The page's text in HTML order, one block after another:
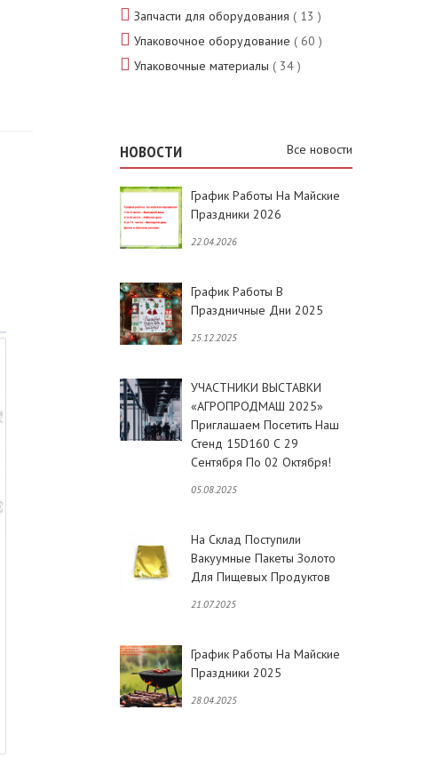
Запчасти для оборудования ( 13 )
Упаковочное оборудование ( 60 )
Упаковочные материалы ( 34 )
НОВОСТИ Все новости
График Работы На Майские
Праздники 2026
22.04.2026
График Работы В
Праздничные Дни 2025
25.12.2025
УЧАСТНИКИ ВЫСТАВКИ
«АГРОПРОДМАШ 2025»
Приглашаем Посетить Наш
Стенд 15D160 С 29
Сентября По 02 Октября!
05.08.2025
На Склад Поступили
Вакуумные Пакеты Золото
Для Пищевых Продуктов
21.07.2025
График Работы На Майские
Праздники 2025
28.04.2025